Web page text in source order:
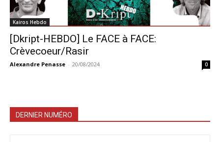
Kairos Hebdo
[Dkript-HEBDO] Le FACE à FACE:
Crèvecoeur/Rasir
Alexandre Penasse - 20/08/2024 0
DERNIER NUMÉRO